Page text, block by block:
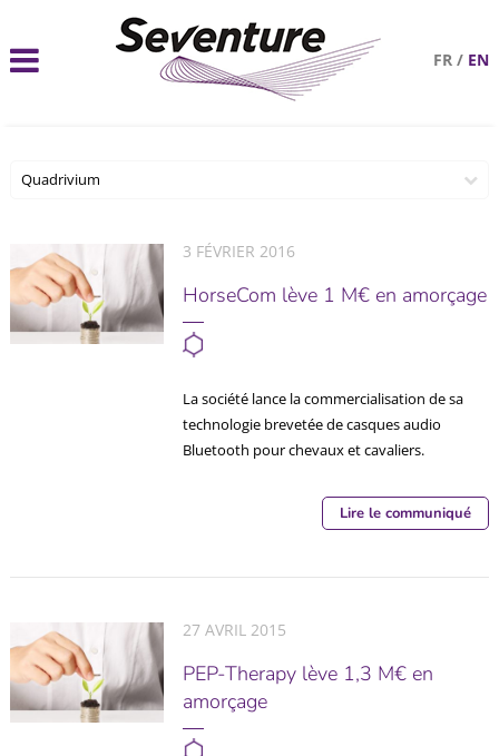
FR / EN
Quadrivium
3 FÉVRIER 2016
HorseCom lève 1 M€ en amorçage
La société lance la commercialisation de sa
technologie brevetée de casques audio
Bluetooth pour chevaux et cavaliers.
Lire le communiqué
27 AVRIL 2015
PEP-Therapy lève 1,3 M€ en
amorçage